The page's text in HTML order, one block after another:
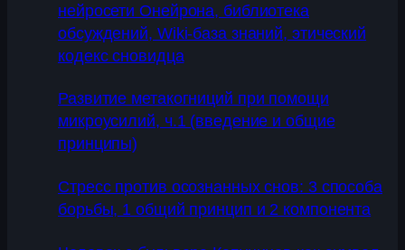
нейросети Онейрона, библиотека
обсуждений, Wiki-база знаний, этический
кодекс сновидца
Развитие метакогниций при помощи
микроусилий, ч.1 (введение и общие
принципы)
Стресс против осознанных снов: 3 способа
борьбы, 1 общий принцип и 2 компонента